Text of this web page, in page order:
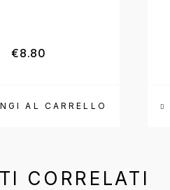
AL CARRELLO
€8.80
CORRELATI